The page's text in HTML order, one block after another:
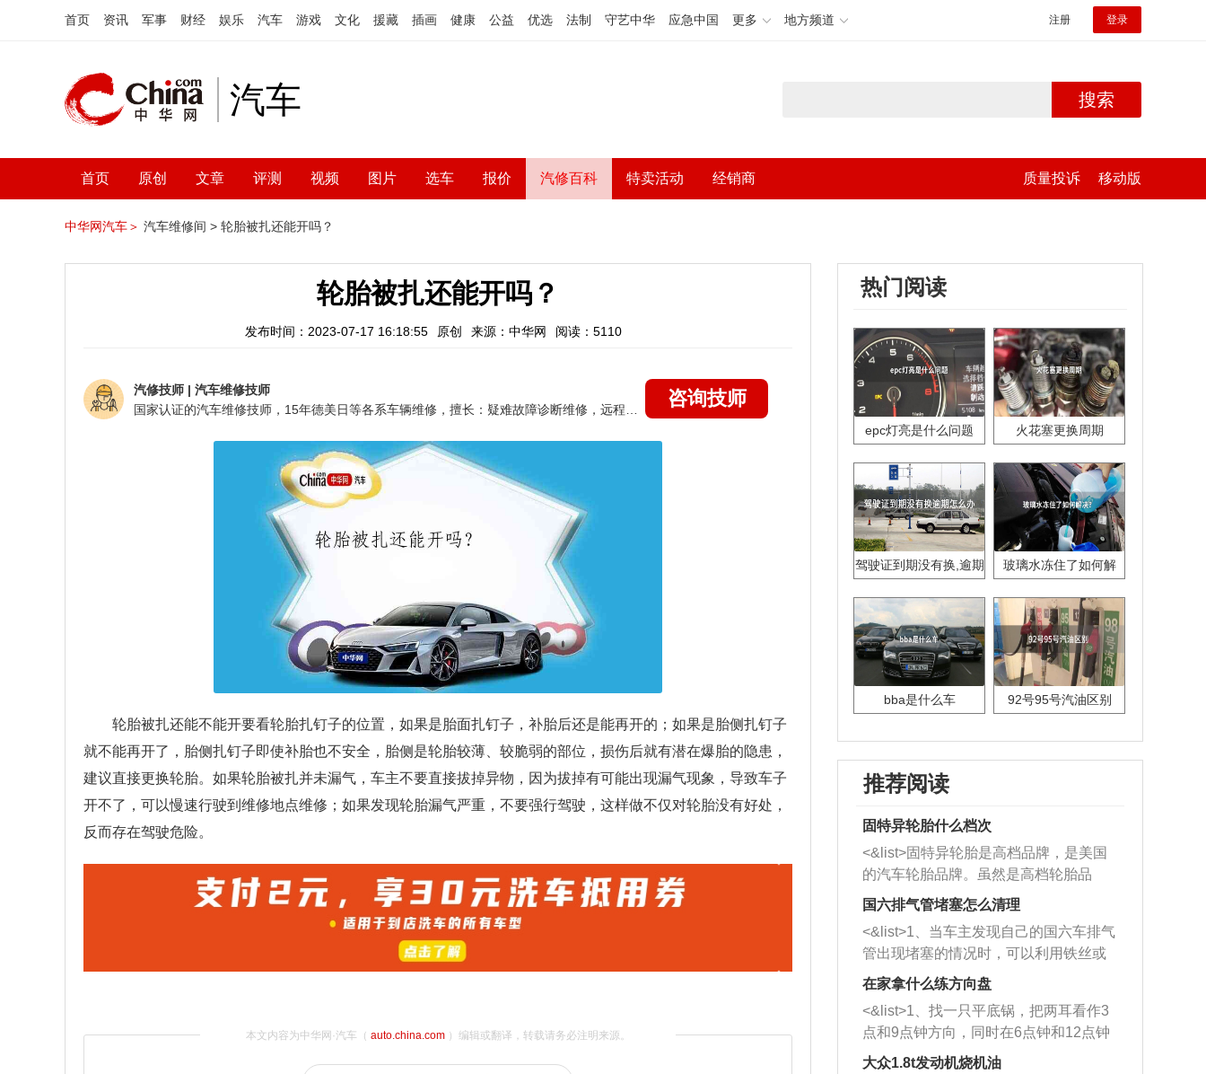
首页 资讯 军事 财经 娱乐 汽车 游戏 文化 援藏 插画 健康 公益 优选 法制 守艺中华 应急中国 更多 地方频道 注册 登录
汽车 搜索
首页 原创 文章 评测 视频 图片 选车 报价 汽修百科 特卖活动 经销商 质量投诉 移动版
中华网汽车＞ 汽车维修间 > 轮胎被扎还能开吗？
轮胎被扎还能开吗？
发布时间：2023-07-17 16:18:55 原创 来源：中华网 阅读：5110
汽修技师 | 汽车维修技师
咨询技师
轮胎被扎还能不能开要看轮胎扎钉子的位置，如果是胎面扎钉子，补胎后还是能再开的；如果是胎侧扎钉子
就不能再开了，胎侧扎钉子即使补胎也不安全，胎侧是轮胎较薄、较脆弱的部位，损伤后就有潜在爆胎的隐患，
建议直接更换轮胎。如果轮胎被扎并未漏气，车主不要直接拔掉异物，因为拔掉有可能出现漏气现象，导致车子
开不了，可以慢速行驶到维修地点维修；如果发现轮胎漏气严重，不要强行驾驶，这样做不仅对轮胎没有好处，
反而存在驾驶危险。
本文内容为中华网·汽车（ auto.china.com）编辑或翻译，转载请务必注明来源。
热门阅读
epc灯亮是什么问题 火花塞更换周期
驾驶证到期没有换,逾期
玻璃水冻住了如何解
bba是什么车 92号95号汽油区别
推荐阅读
固特异轮胎什么档次
<&list>固特异轮胎是高档品牌，是美国
的汽车轮胎品牌。虽然是高档轮胎品
牌，但是中高低端的轮胎都有生产，这
也是为了更好的开拓市场。
国六排气管堵塞怎么清理
<&list>1、当车主发现自己的国六车排气
管出现堵塞的情况时，可以利用铁丝或
者是细棍，直接将杂物给取出来，如果
堵塞情况比较严重，也可以采取应急措
施。 <&list>2、直接利用木棍将所有的
杂物推到排气管里面的位置处，然后将
三元催化器拆解开，就可以将堵塞的东
在家拿什么练方向盘
<&list>1、找一只平底锅，把两耳看作3
点和9点钟方向，同时在6点钟和12点钟
方向做一个标记。 <&list>2、双手握住
大众1.8t发动机烧机油